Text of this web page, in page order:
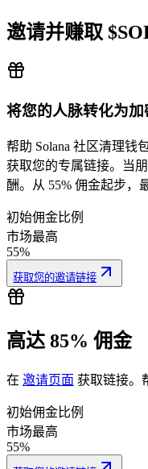
677LjaP9i7...njqBag7GeC
邀请并赚取
将您的人脉转化为加
帮助 Solana 社区清理钱
获取您的专属链接。当
酬。从 55% 佣金起步，
初始佣金比例
市场最高
55%
获取您的邀请链接
高达 85% 佣金
在 邀请页面 获取链接。
初始佣金比例
市场最高
55%